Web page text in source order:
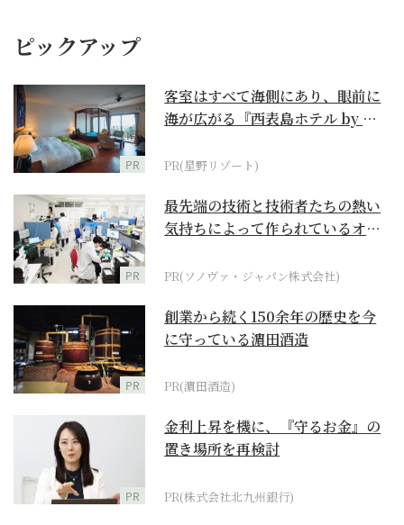
ピックアップ
PR
客室はすべて海側にあり、眼前に
海が広がる『西表島ホテル by 星
PR(星野リゾート)
PR
最先端の技術と技術者たちの熱い
気持ちによって作られているオー
PR(ソノヴァ・ジャパン株式会社)
PR
創業から続く150余年の歴史を今
に守っている濵田酒造
PR(濵田酒造)
PR
金利上昇を機に、『守るお金』の
置き場所を再検討
PR(株式会社北九州銀行)